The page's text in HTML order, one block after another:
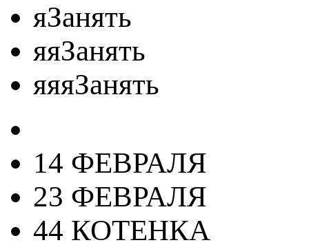
яЗанять
яяЗанять
яяяЗанять
14 ФЕВРАЛЯ
23 ФЕВРАЛЯ
44 КОТЕНКА